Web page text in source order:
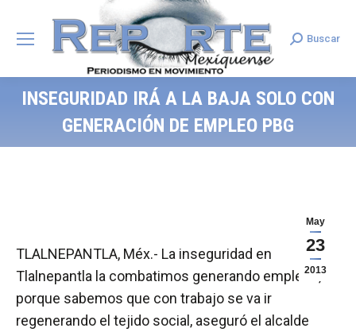
Search:
Buscar
INSEGURIDAD IRÁ A LA BAJA SOLO CON
GENERACIÓN DE EMPLEO PBG
May
23
2013
TLALNEPANTLA, Méx.- La inseguridad en
Tlalnepantla la combatimos generando empleos,
porque sabemos que con trabajo se va ir
regenerando el tejido social, aseguró el alcalde